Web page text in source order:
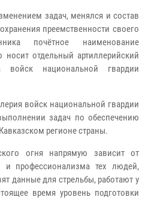
задач, менялся и состав
преемственности своего
почётное наименование
носит отдельный артиллерийский
национальной гвардии
войск национальной гвардии
задач по обеспечению
регионе страны.
огня напрямую зависит от
и профессионализма тех людей,
данные для стрельбы, работают у
время уровень подготовки